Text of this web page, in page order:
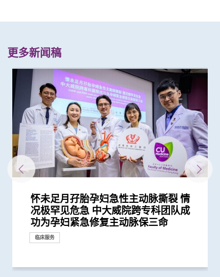
更多新闻稿
怀未足月孖胎孕妇急性主动脉撕裂 情
况极罕见危急 中大威院跨专科团队成
功为孕妇紧急修复主动脉保三命
临床服务
中大研究发现部分高危孕妇未能透过阿
士匹灵预防妊娠毒血症的原因
研究
中大发现治疗子宫内膜异位症的新靶点
及药物
研究
中大研究发现接种疫苗加强剂有效提高
母乳中新冠病毒抗体 保护年幼婴儿
研究
中大与美国贝勒医学院研究证实阿士匹
灵可减慢妊娠代谢时钟 降低患妊娠毒
血症风险
研究
中大改良英国胎儿医学基金会之「三重
检测方法」 证可提升亚洲孕妇「早产
妊娠毒血症检出率」一倍
研究
中大研究警示怀孕妇女注意体重增幅
研究
中大建议所有孕妇作口服葡萄糖耐量测
试 全港两成孕妇患妊娠糖尿 研究发现
其子女糖尿病风险为同龄儿童3倍
研究
中大全新一站式PGT-Plus方案 精准辨
识传统检测中复杂基因异常「盲点」
降低人工受孕流产及异常妊娠风险
研究
中大医学院潘昭颐教授获颁「裘槎优秀
医学科研者奖2026」
奖项及荣誉
中大医学院长达近20年追踪研究 揭示
妊娠糖尿及怀孕期血糖上升对孕妇及子
女的长期健康风险
研究
中大与伦敦大学玛丽皇后学院领导全球
最大型「缩时成像培养箱」研究 发现
以此技术培养体外受精胚胎效果与传...
研究
中大研究揭示患妊娠糖尿病孕妇肠道微
生态改变 影响婴儿早期神经发育
研究
中大威院成功以单一导管同时修补二尖
瓣及三尖瓣 治疗严重心瓣倒流新突破
研究
中大威院研究证实新冠抗病毒药适用於
严重肾病患者
研究
中大辅助生育技术中心助本港癌症患者
保存生殖能力
研究
中大与家计会合作开展赛马会「高危配
偶遗传病基因筛查」计划
健康推广计划
中大研究证搭桥手术后妥善管理血脂水
平 对减低长远心脏并发症风险至关重
要
研究
中大调查发现半数香港孕妇怀孕初期钠
摄取超标
研究
中大研究显示新冠病毒抗体可经母体传
至胎儿
研究
中大证实改良版高能聚焦超声波有效治
疗子宫肌瘤
研究
中大全基因组测序技术为惯性流产夫妇
作更精准的遗传病因检测及诊断
研究
患有多囊卵巢综合症华人女性的糖尿病
风险是非患病人士的4倍
研究
中大率先引入全基因组测序技术作胎儿
产前诊断
研究
中大推全球首项运用「单细胞基因技
术」检测卵子质素研究 破解卵子老化
及女性不育之谜
研究
中大再获夏约书孤儿症基金会支持新生
儿筛查服务 新增「先天性肾上腺皮质
增生症」检测
捐款
中大发现本港孕妇乙肝带菌率维持偏高
与25年前未引入初生婴儿全面疫苗计划
时相若
研究
中大证实注射「加压素」可有效降低宫
腔镜子宫肌瘤切除术风险
研究
中大与夏约书孤儿症基金会携手合作
于本港率先推出新生儿代谢筛查计划
捐款
中大首推全港脆性X综合症 (X染色体易
裂症) 筛查服务
临床服务
中大与美国专家携手合作进行临床遗传
学培训 设立本港首个一站式遗传病门
诊服务
国际合作
中大威尔斯亲王医院利国伟心血管治疗
中心正式开幕 配备先进设备及专业技
术 服务全港心血管病患者
里程碑
中大率先引入基因晶(芯)片技术作胎儿
产前诊断
研究